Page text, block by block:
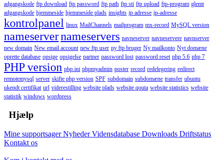
adgangskode ftp download ftp password ftp path ftp sti ftp upload ftp-program glemt
adgangskode hjemmeside hjemmeside plads insights ip adresse ip-adresse
kontrolpanel linux MailChannels mailprogram mx-record MySQL version
nameservernameservers navneserver navneservere navnserver
new domain New email account new ftp user ny ftp bruger Ny mailkonto Nyt domæne
oprette database opsige opsigelse partner password lost password reset php 5.6 php 7
PHP version php.ini phpmyadmin poster record redelegering redirect
remotemysql server skifte php version SPF subdomain subdomæne transfer ubuntu
ukendt certifikat url viderestilling website plads website qouta website statistics website
statistik windows wordpress
Hjælp
Mine supportsagerNyhederVidensdatabase Downloads Driftstatus
Kontakt os